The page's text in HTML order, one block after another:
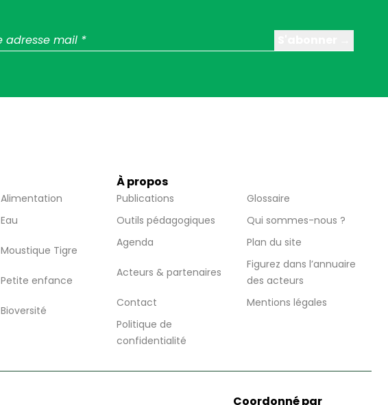
Alimentation
Eau
Moustique Tigre
Petite enfance
Bioversité
À propos
Publications
Glossaire
Outils pédagogiques
Qui sommes-nous ?
Agenda
Plan du site
Acteurs & partenaires
Figurez dans l’annuaire
des acteurs
Contact
Mentions légales
Politique de
confidentialité
Coordonné par